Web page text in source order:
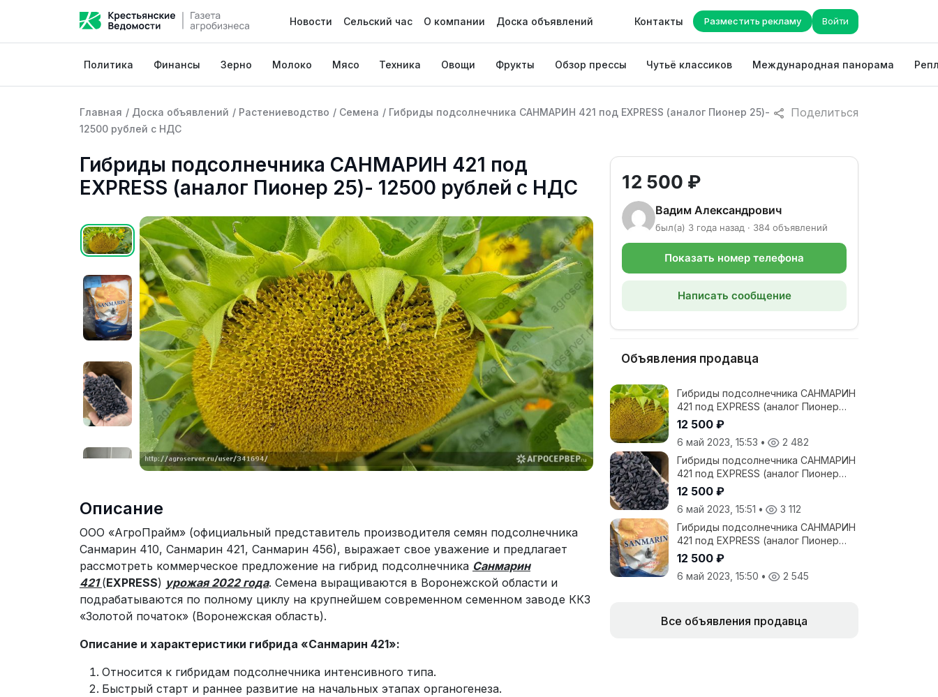
Новости Сельский час О компании Доска объявлений Контакты Разместить рекламу Войти
Политика Финансы Зерно Молоко Мясо Техника Овощи Фрукты Обзор прессы Чутьё классиков Международная панорама
Поделиться
Главная / Доска объявлений / Растениеводство / Семена / Гибриды подсолнечника САНМАРИН 421 под EXPRESS (аналог Пионер 25)-
12500 рублей с НДС
Гибриды подсолнечника САНМАРИН 421 под
EXPRESS (аналог Пионер 25)- 12500 рублей с НДС
Описание
ООО «АгроПрайм» (официальный представитель производителя семян подсолнечника
Санмарин 410, Санмарин 421, Санмарин 456), выражает свое уважение и предлагает
рассмотреть коммерческое предложение на гибрид подсолнечника Санмарин
421(EXPRESS) урожая 2022 года. Семена выращиваются в Воронежской области и
подрабатываются по полному циклу на крупнейшем современном семенном заводе ККЗ
«Золотой початок» (Воронежская область).
Описание и характеристики гибрида «Санмарин 421»:
Относится к гибридам подсолнечника интенсивного типа.
Быстрый старт и раннее развитие на начальных этапах органогенеза.
12 500 ₽
Вадим Александрович
был(а) 3 года назад · 384 объявлений
Показать номер телефона
Написать сообщение
Объявления продавца
Гибриды подсолнечника САНМАРИН
421 под EXPRESS (аналог Пионер
25)- 12500 рублей с НДС
12 500 ₽
6 май 2023, 15:53 •
2 482
Гибриды подсолнечника САНМАРИН
421 под EXPRESS (аналог Пионер
25)- 12500 рублей с НДС
12 500 ₽
6 май 2023, 15:51 •
3 112
Гибриды подсолнечника САНМАРИН
421 под EXPRESS (аналог Пионер
25)- 12500 рублей с НДС
12 500 ₽
6 май 2023, 15:50 • 2 545
Все объявления продавца